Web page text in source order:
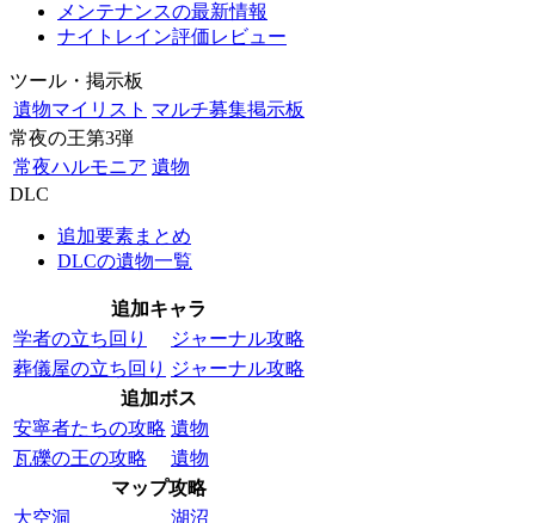
メンテナンスの最新情報
ナイトレイン評価レビュー
ツール・掲示板
遺物マイリスト マルチ募集掲示板
常夜の王第3弾
常夜ハルモニア 遺物
DLC
追加要素まとめ
DLCの遺物一覧
追加キャラ
学者の立ち回り
ジャーナル攻略
葬儀屋の立ち回り ジャーナル攻略
追加ボス
安寧者たちの攻略 遺物
瓦礫の王の攻略
遺物
マップ攻略
大空洞
湖沼